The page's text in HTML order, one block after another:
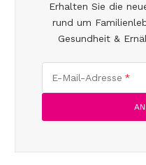
Erhalten Sie die
rund um
Gesundheit &
E-Mail-Adresse